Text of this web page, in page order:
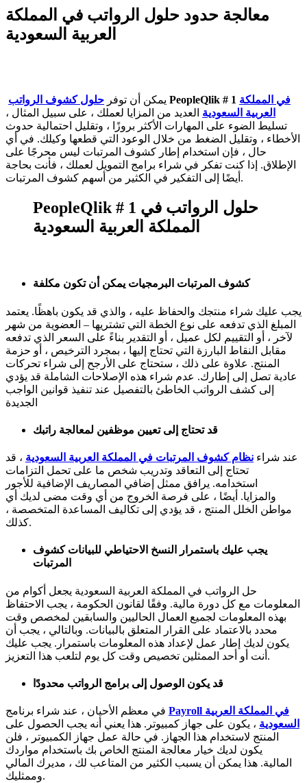
معالجة حدود حلول الرواتب في المملكة
العربية السعودية
يمكن أن توفر حلول كشوف الرواتب PeopleQlik # 1 في المملكة
العربية السعودية العديد من المزايا لعملك ، على سبيل المثال ،
تسليط الضوء على المهارات الأكثر بروزًا ، وتقليل احتمالية حدوث
الأخطاء ، وتقليل الضغط من خلال الوعود التي قطعها وكيلك. في أي
حال ، فإن استخدام إطار كشوف المرتبات ليس محرجًا على
الإطلاق. إذا كنت تفكر في شراء برامج التمويل لعملك ، فأنت بحاجة
أيضًا إلى التفكير في الكثير من أسهم كشوف المرتبات.
PeopleQlik # 1 حلول الرواتب في
المملكة العربية السعودية
كشوف المرتبات البرمجيات يمكن أن تكون مكلفة
يجب عليك شراء منتجك والحفاظ عليه ، والذي قد يكون باهظًا. يعتمد
المبلغ الذي تدفعه على نوع الخطة التي تشتريها – العضوية من شهر
لآخر ، أو التقييم لكل عميل ، أو التقدير بناءً على السعر الذي تدفعه
مقابل النقاط البارزة التي تحتاج إليها ، بمجرد الترخيص ، أو حزمة
المنتج. علاوة على ذلك ، ستحتاج على الأرجح إلى شراء تحركات
عادية تصل إلى إطارك. عدم شراء هذه الإصلاحات الشاملة قد يؤدي
إلى كشف الرواتب الخاطئ بالتفصيل عند تنفيذ قوانين الواجب
الجديدة
قد تحتاج إلى تعيين موظفين لمعالجة راتبك
عند شراء نظام كشوف المرتبات في المملكة العربية السعودية ، قد
تحتاج إلى التعاقد وتدريب شخص ما على تحمل التزامات
استخدامه. يرافق ممثل إضافي المصاريف الإضافية للأجور
والمزايا. أيضًا ، على فرصة الخروج من أي وقت مضى لديك أي
مواطن الخلل المنتج ، قد يؤدي إلى تكاليف المساعدة المتخصصة ،
كذلك.
يجب عليك باستمرار النسخ الاحتياطي للبيانات كشوف
المرتبات
حل الرواتب في المملكة العربية السعودية يجعل أكوام من
المعلومات مع كل دورة مالية. وفقًا لقانون الحكومة ، يجب الاحتفاظ
بهذه المعلومات لجميع العمال الحاليين والسابقين لمخصص وقت
محدد بالاعتماد على القرار المتعلق بالبيانات. وبالتالي ، يجب أن
يكون لديك إطار عمل لإعداد هذه المعلومات باستمرار. يجب عليك
أنت أو أحد الممثلين تخصيص وقت كل يوم لتلعب هذا التعزيز.
قد يكون الوصول إلى برامج الرواتب محدودًا
Payroll في المملكة العربية
السعودية ، يكون على جهاز كمبيوتر. هذا يعني أنه يجب الحصول على
المنتج لاستخدام هذا الجهاز. في حالة عمل جهاز الكمبيوتر ، فلن
يكون لديك خيار معالجة المنتج الخاص بك باستخدام مواردك
المالية. هذا يمكن أن يسبب الكثير من المتاعب لك ، مديرك المالي
وممثليك.